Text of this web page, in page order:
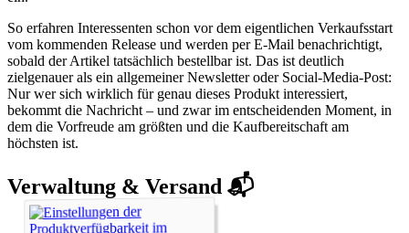
So erfahren Interessenten schon vor dem eigentlichen Verkaufsstart
vom kommenden Release und werden per E-Mail benachrichtigt,
sobald der Artikel tatsächlich bestellbar ist. Das ist deutlich
zielgenauer als ein allgemeiner Newsletter oder Social-Media-Post:
Nur wer sich wirklich für genau dieses Produkt interessiert,
bekommt die Nachricht – und zwar im entscheidenden Moment, in
dem die Vorfreude am größten und die Kaufbereitschaft am
höchsten ist.
Verwaltung & Versand 📬